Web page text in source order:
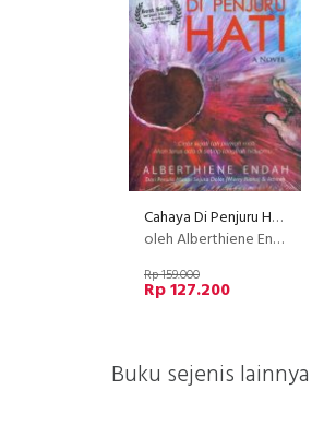
Cahaya Di Penjuru HATI - Based On True Story
oleh Alberthiene Endah
Rp 159.000
Rp 127.200
Buku sejenis lainnya